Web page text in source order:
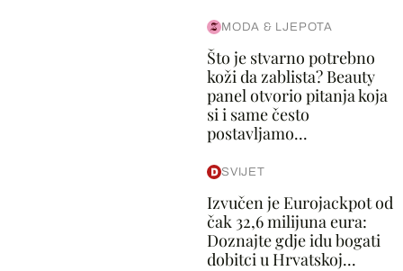
MODA & LJEPOTA
Što je stvarno potrebno
koži da zablista? Beauty
panel otvorio pitanja koja
si i same često
postavljamo...
SVIJET
Izvučen je Eurojackpot od
čak 32,6 milijuna eura:
Doznajte gdje idu bogati
dobitci u Hrvatskoj...